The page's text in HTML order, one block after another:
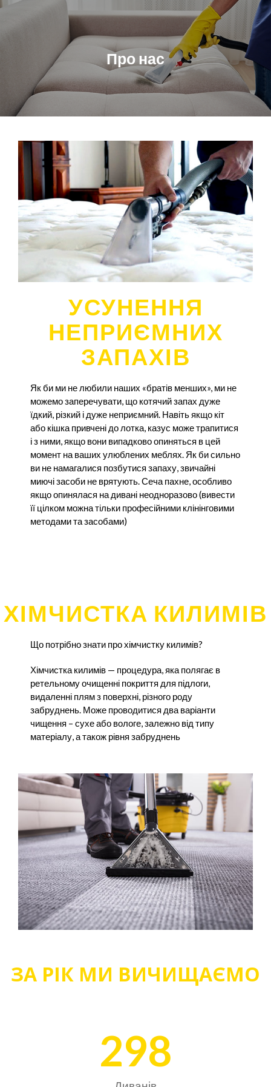
Про нас
УСУНЕННЯ
НЕПРИЄМНИХ
ЗАПАХІВ
Як би ми не любили наших «братів менших», ми не
можемо заперечувати, що котячий запах дуже
їдкий, різкий і дуже неприємний. Навіть якщо кіт
або кішка привчені до лотка, казус може трапитися
і з ними, якщо вони випадково опиняться в цей
момент на ваших улюблених меблях. Як би сильно
ви не намагалися позбутися запаху, звичайні
миючі засоби не врятують. Сеча пахне, особливо
якщо опинялася на дивані неодноразово (вивести
її цілком можна тільки професійними клінінговими
методами та засобами)
ХІМЧИСТКА КИЛИМІВ
Що потрібно знати про хімчистку килимів?
Хімчистка килимів — процедура, яка полягає в
ретельному очищенні покриття для підлоги,
видаленні плям з поверхні, різного роду
забруднень. Може проводитися два варіанти
чищення – сухе або вологе, залежно від типу
матеріалу, а також рівня забруднень
ЗА РІК МИ ВИЧИЩАЄМО
298